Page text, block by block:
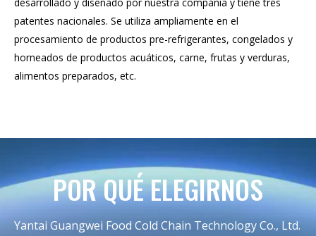
patentes nacionales. Se utiliza ampliamente en el
procesamiento de productos pre-refrigerantes, congelados y
horneados de productos acuáticos, carne, frutas y verduras,
alimentos preparados, etc.
POR QUÉ ELEGIRNOS
Yantai Guangwei Food Cold Chain Technology Co., Ltd.